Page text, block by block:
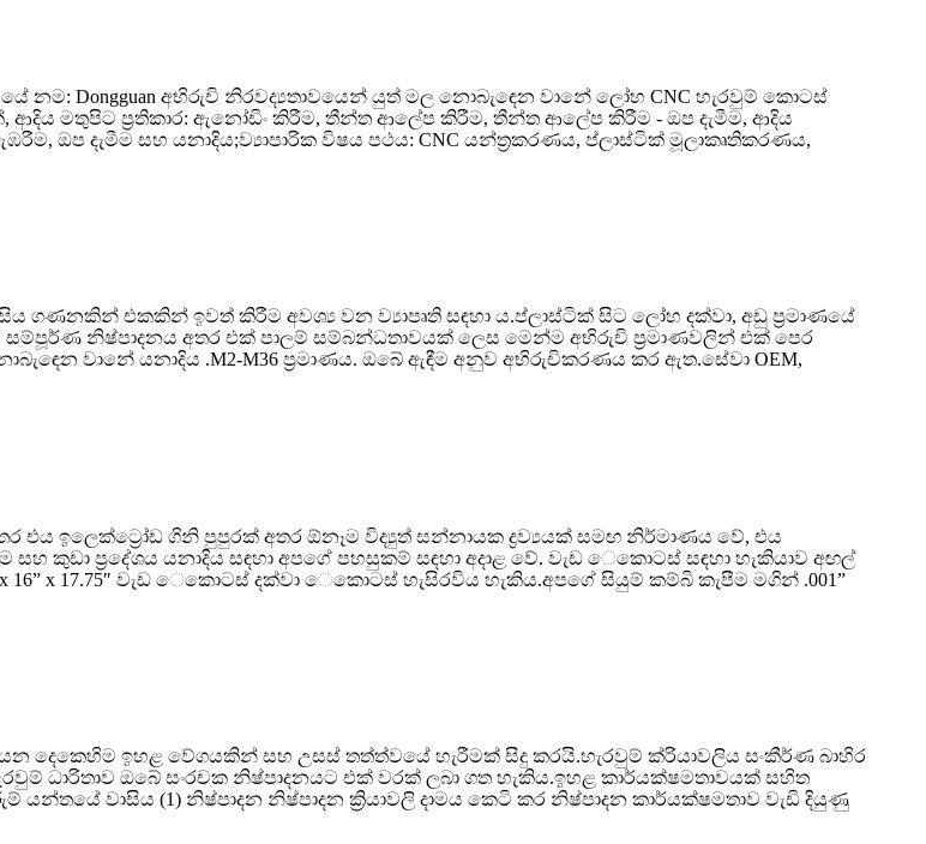
නම: Dongguan අභිරුචි නිරවද්‍යතාවයෙන් යුත් මල නොබැඳෙන වානේ ලෝහ CNC හැරවුම් කොටස්
ආදිය මතුපිට ප්‍රතිකාර: ඇනෝඩිං කිරීම, තීන්ත ආලේප කිරීම, තීන්ත ආලේප කිරීම - ඔප දැමීම, ආදිය
ඇඹරීම, ඔප දැමීම සහ යනාදිය;ව්‍යාපාරික විෂය පථය: CNC යන්ත්‍රකරණය, ප්ලාස්ටික් මූලාකෘතිකරණය,
ගණනකින් එකකින් ඉවත් කිරීම අවශ්‍ය වන ව්‍යාපෘති සඳහා ය.ප්ලාස්ටික් සිට ලෝහ දක්වා, අඩු ප්‍රමාණයේ
සම්පූර්ණ නිෂ්පාදනය අතර එක් පාලම් සම්බන්ධතාවයක් ලෙස මෙන්ම අභිරුචි ප්‍රමාණවලින් එක් පෙර
වානේ යනාදිය .M2-M36 ප්‍රමාණය. ඔබේ ඇඳීම අනුව අභිරුචිකරණය කර ඇත.සේවා OEM,
එය ඉලෙක්ට්‍රෝඩ ගිනි පුපුරක් අතර ඕනෑම විද්‍යුත් සන්නායක ද්‍රව්‍යයක් සමඟ නිර්මාණය වේ, එය
කුඩා ප්‍රදේශය යනාදිය සඳහා අපගේ පහසුකම් සඳහා අදාළ වේ. වැඩ ෙකොටස් සඳහා හැකියාව අඟල්
x 17.75″ වැඩ ෙකොටස් දක්වා ෙකොටස් හැසිරවිය හැකිය.අපගේ සියුම් කම්බි කැපීම මගින් .001”
දෙකෙහිම ඉහළ වේගයකින් සහ උසස් තත්ත්වයේ හැරීමක් සිදු කරයි.හැරවුම් ක්රියාවලිය සංකීර්ණ බාහිර
ධාරිතාව ඔබේ සංරචක නිෂ්පාදනයට එක් වරක් ලබා ගත හැකිය.ඉහළ කාර්යක්ෂමතාවයක් සහිත
වාසිය (1) නිෂ්පාදන නිෂ්පාදන ක්‍රියාවලි දාමය කෙටි කර නිෂ්පාදන කාර්යක්ෂමතාව වැඩි දියුණු